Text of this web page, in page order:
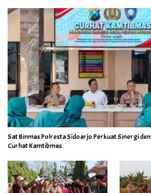
Sat Binmas Polresta Sidoarjo Perkuat Sinergi
Curhat Kamtibmas